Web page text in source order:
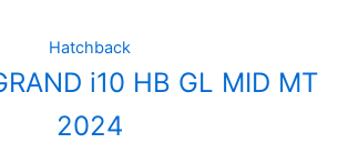
Hatchback
i10 HB GL MID MT
2024